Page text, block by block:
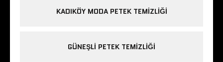
KADIKÖY MODA PETEK TEMIZLIĞI
GÜNEŞLI PETEK TEMIZLIĞI